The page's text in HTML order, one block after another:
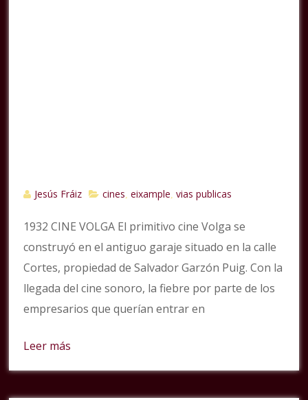
Jesús Fráiz cines ,eixample ,vias publicas
1932 CINE VOLGA El primitivo cine Volga se
construyó en el antiguo garaje situado en la calle
Cortes, propiedad de Salvador Garzón Puig. Con la
llegada del cine sonoro, la fiebre por parte de los
empresarios que querían entrar en
Leer más